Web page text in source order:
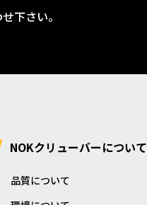
下さい。
NOKクリューバーについて
品質について